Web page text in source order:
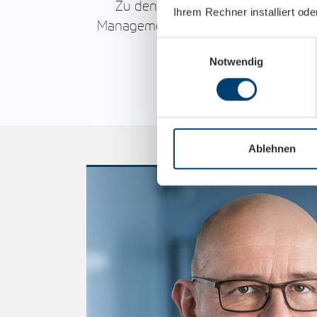
Ihrem Rechner installiert
Notwendig
Ablehnen
Zu den Leistungen der
Management, Abrechnung, CRM-